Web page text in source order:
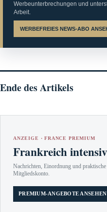
Werbeunterbrechungen und
Arbeit.
WERBEFREIES NEWS-ABO
Ende des Artikels
ANZEIGE · FRANCE PREMIUM
Frankreich
Nachrichten, Einordnung und
Mitgliedskonto.
PREMIUM-ANGEBOTE